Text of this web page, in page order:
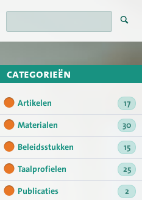
categorieën
Artikelen
17
Materialen
30
Beleidsstukken
15
Taalprofielen
25
Publicaties
2